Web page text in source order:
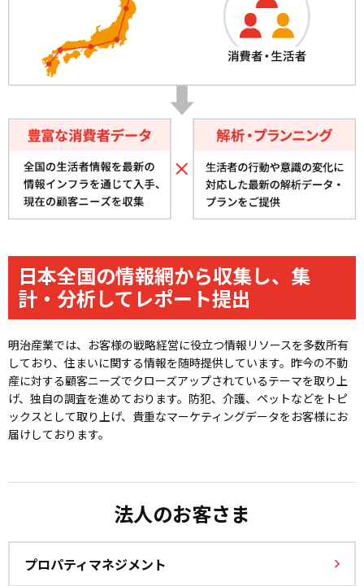
日本全国の情報網から収集し、集
計・分析してレポート提出
明治産業では、お客様の戦略経営に役立つ情報リソースを多数所有
しており、住まいに関する情報を随時提供しています。昨今の不動
産に対する顧客ニーズでクローズアップされているテーマを取り上
げ、独自の調査を進めております。防犯、介護、ペットなどをトピ
ックスとして取り上げ、貴重なマーケティングデータをお客様にお
届けしております。
法人のお客さま
プロパティマネジメント